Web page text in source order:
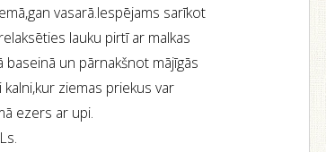
vasarā.Iespējams sarīkot
lauku pirtī ar malkas
un pārnakšnot mājīgās
ziemas priekus var
ezers ar upi.